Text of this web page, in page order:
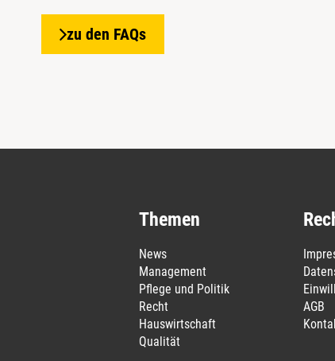
zu den FAQs
Themen
News
Management
Pflege und Politik
Recht
Hauswirtschaft
Qualität
AGB